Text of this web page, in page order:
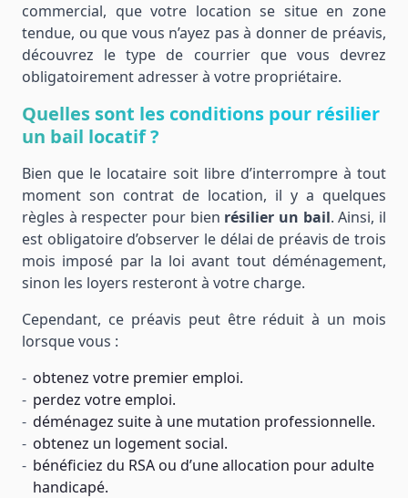
commercial, que votre location se situe en zone
tendue, ou que vous n’ayez pas à donner de préavis,
découvrez le type de courrier que vous devrez
obligatoirement adresser à votre propriétaire.
Quelles sont les conditions pour résilier
un bail locatif?
Bien que le locataire soit libre d’interrompre à tout
moment son contrat de location, il y a quelques
règles à respecter pour bien résilier un bail. Ainsi, il
est obligatoire d’observer le délai de préavis de trois
mois imposé par la loi avant tout déménagement,
sinon les loyers resteront à votre charge.
Cependant, ce préavis peut être réduit à un mois
lorsque vous :
obtenez votre premier emploi.
perdez votre emploi.
déménagez suite à une mutation professionnelle.
obtenez un logement social.
bénéficiez du RSA ou d’une allocation pour adulte
handicapé.